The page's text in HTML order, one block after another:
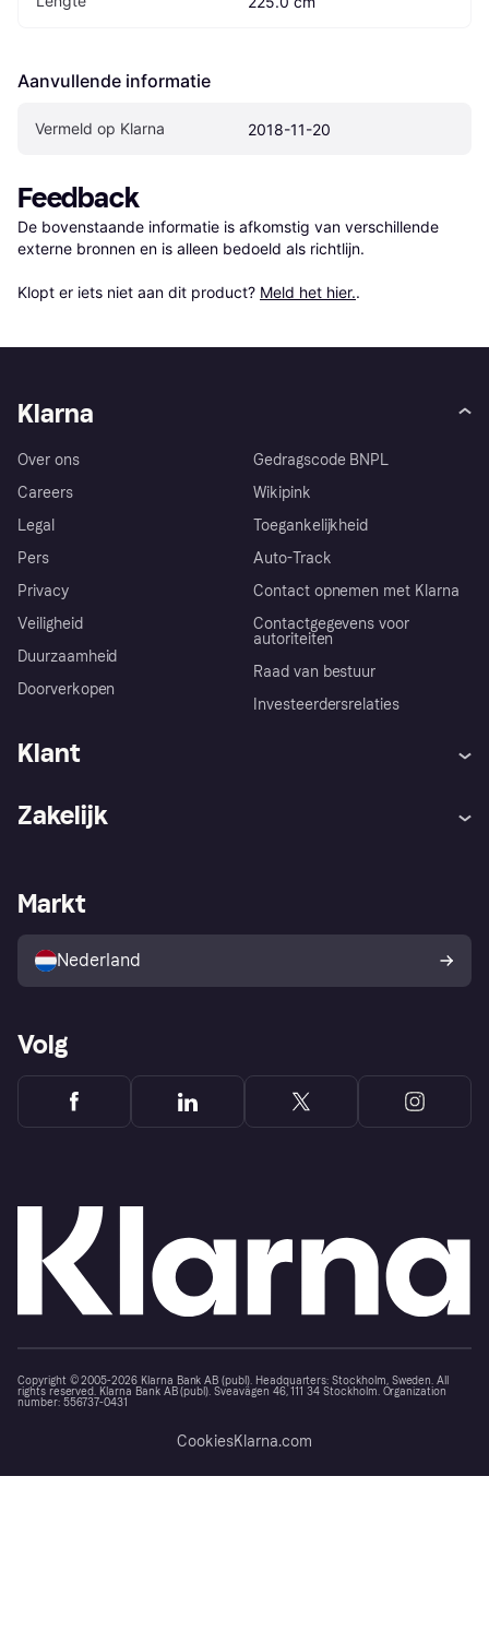
Aanvullende informatie
Vermeld op Klarna 2018-11-20
Feedback
De bovenstaande informatie is afkomstig van verschillende
externe bronnen en is alleen bedoeld als richtlijn.
Klopt er iets niet aan dit product? Meld het hier..
Klarna
Over ons
Careers
Legal
Pers
Privacy
Veiligheid
Duurzaamheid
Doorverkopen
Gedragscode BNPL
Wikipink
Toegankelijkheid
Auto-Track
Contact opnemen met Klarna
Contactgegevens voor
autoriteiten
Raad van bestuur
Investeerdersrelaties
Klant
Winkeloverzicht
Kopersbescherming voor
consumenten
Zakelijk
Zakelijke login
Markt
Nederland
Volg
Copyright © 2005-2026 Klarna Bank AB (publ). Headquarters: Stockholm, Sweden. All
rights reserved. Klarna Bank AB (publ). Sveavägen 46, 111 34 Stockholm. Organization
number: 556737-0431
CookiesKlarna.com